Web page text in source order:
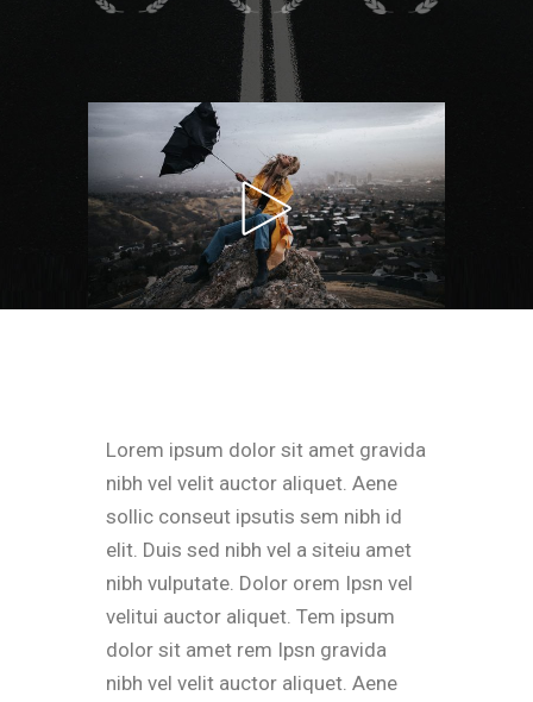
Lorem ipsum dolor sit amet gravida
nibh vel velit auctor aliquet. Aene
sollic conseut ipsutis sem nibh id
elit. Duis sed nibh vel a siteiu amet
nibh vulputate. Dolor orem Ipsn vel
velitui auctor aliquet. Tem ipsum
dolor sit amet rem Ipsn gravida
nibh vel velit auctor aliquet. Aene